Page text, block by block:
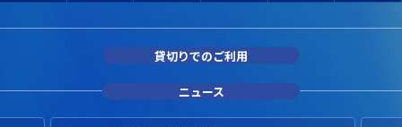
貸切りでのご利用
ニュース